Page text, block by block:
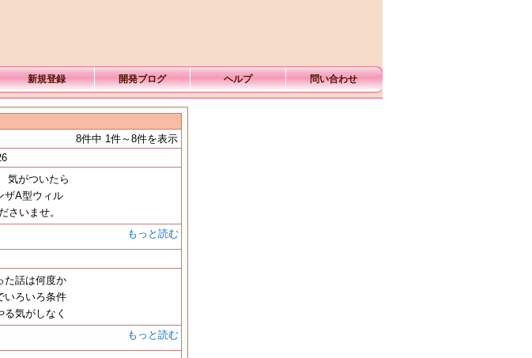
新規登録 開発ブログ ヘルプ 問い合わせ
8件中 1件～8件を表示
気がついたら
ザA型ウィル
さいませ。
もっと読む
た話は何度か
いろいろ条件
気がしなく
もっと読む